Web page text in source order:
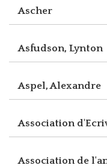
Ascher
Asfudson, Lynton
Aspel, Alexandre
Association
Association de